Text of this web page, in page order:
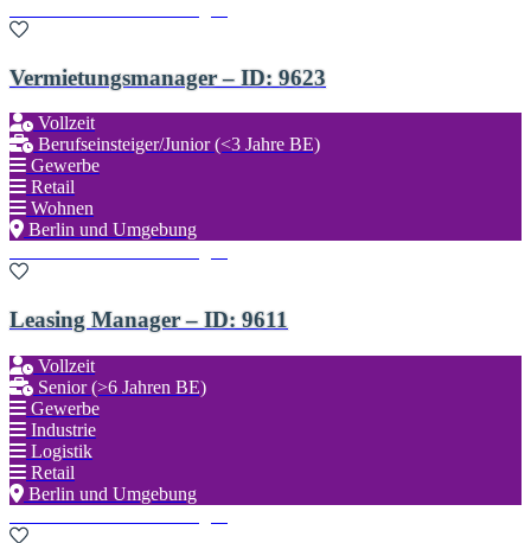
Vermietungsmanager – ID: 9623
Vollzeit
Berufseinsteiger/Junior (<3 Jahre BE)
Gewerbe
Retail
Wohnen
Berlin und Umgebung
Leasing Manager – ID: 9611
Vollzeit
Senior (>6 Jahren BE)
Gewerbe
Industrie
Logistik
Retail
Berlin und Umgebung